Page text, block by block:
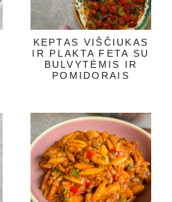
KEPTAS VIŠČIUKAS
IR PLAKTA FETA SU
BULVYTĖMIS IR
POMIDORAIS